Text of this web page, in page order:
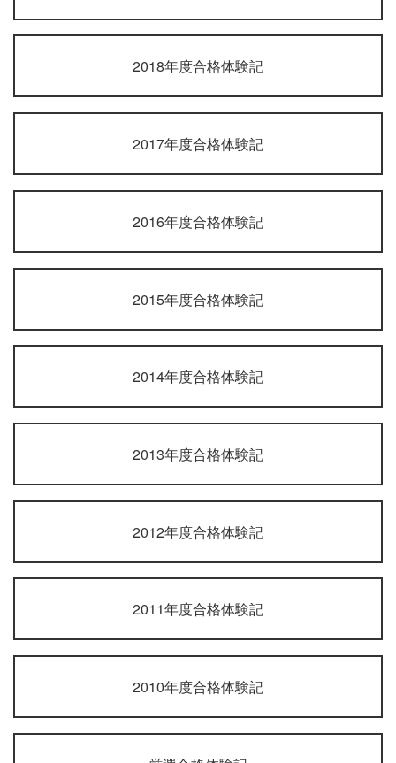
2018年度合格体験記
2017年度合格体験記
2016年度合格体験記
2015年度合格体験記
2014年度合格体験記
2013年度合格体験記
2012年度合格体験記
2011年度合格体験記
2010年度合格体験記